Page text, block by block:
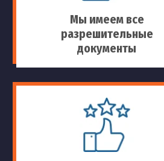
Мы имеем все
разрешительные
документы